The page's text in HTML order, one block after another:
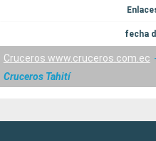
fecha
Cruceros www.cruceros.com.ec
Cruceros Tahití